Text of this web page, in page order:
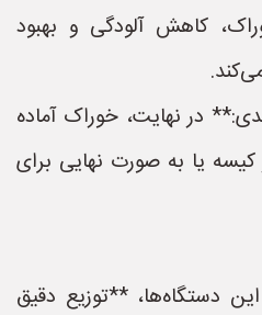
کاهش آلودگی و بهبود
در نهایت، خوراک آماده
یا به صورت نهایی برای
دستگاه‌ها، **توزیع دقیق